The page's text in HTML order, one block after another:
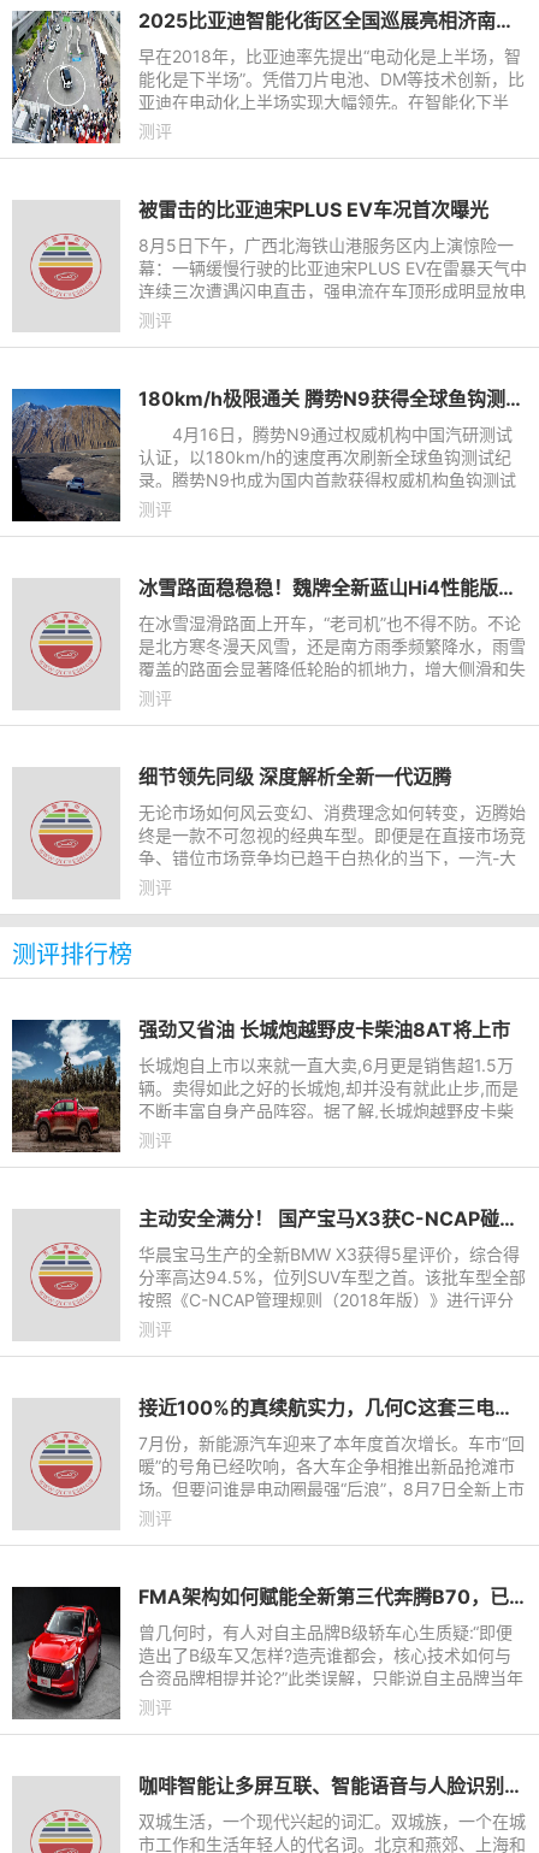
2025比亚迪智能化街区全国巡展亮相济南｜让好技术人人可享
早在2018年，比亚迪率先提出“电动化是上半场，智
能化是下半场”。凭借刀片电池、DM等技术创新，比
亚迪在电动化上半场实现大幅领先。在智能化下半
场，比亚迪重磅发布整车智能战略。在整车智能战略
测评
被雷击的比亚迪宋PLUS EV车况首次曝光
8月5日下午，广西北海铁山港服务区内上演惊险一
幕：一辆缓慢行驶的比亚迪宋PLUS EV在雷暴天气中
连续三次遭遇闪电直击，强电流在车顶形成明显放电
现象，据了解车内女性驾驶员全程未受伤害，并已按
测评
180km/h极限通关 腾势N9获得全球鱼钩测试最高速认证
4月16日，腾势N9通过权威机构中国汽研测试
认证，以180km/h的速度再次刷新全球鱼钩测试纪
录。腾势N9也成为国内首款获得权威机构鱼钩测试
认证的车型。之前，在腾势N9发布会上官方公布的
测评
冰雪路面稳稳稳！魏牌全新蓝山Hi4性能版实测真的强！
在冰雪湿滑路面上开车，“老司机”也不得不防。不论
是北方寒冬漫天风雪，还是南方雨季频繁降水，雨雪
覆盖的路面会显著降低轮胎的抓地力，增大侧滑和失
控的风险。因此，驾驶员在加速、刹车和转弯时都需
测评
细节领先同级 深度解析全新一代迈腾
无论市场如何风云变幻、消费理念如何转变，迈腾始
终是一款不可忽视的经典车型。即便是在直接市场竞
争、错位市场竞争均已趋于白热化的当下，一汽-大
众迈腾始终以将近2万的月销量牢牢占据着B级车市
测评
测评排行榜
强劲又省油 长城炮越野皮卡柴油8AT将上市
长城炮自上市以来就一直大卖,6月更是销售超1.5万
辆。卖得如此之好的长城炮,却并没有就此止步,而是
不断丰富自身产品阵容。据了解,长城炮越野皮卡柴
油8AT车型即将于7月24日的成都车展正式上市,中国
测评
主动安全满分！ 国产宝马X3获C-NCAP碰撞测试五星评价
华晨宝马生产的全新BMW X3获得5星评价，综合得
分率高达94.5%，位列SUV车型之首。该批车型全部
按照《C-NCAP管理规则（2018年版）》进行评分
和星级评定，全新BMW X3是2018版C-NCAP标准
测评
接近100%的真续航实力，几何C这套三电系统太硬核了
7月份，新能源汽车迎来了本年度首次增长。车市“回
暖”的号角已经吹响，各大车企争相推出新品抢滩市
场。但要问谁是电动圈最强“后浪”，8月7日全新上市
的几何C必须拥有姓名。作为一款“真能跑纯电SU
测评
FMA架构如何赋能全新第三代奔腾B70，已成热门讨论话题
曾几何时，有人对自主品牌B级轿车心生质疑:“即便
造出了B级车又怎样?造壳谁都会，核心技术如何与
合资品牌相提并论?”此类误解，只能说自主品牌当年
整体“低质低价”的产品印象根深蒂固。
测评
咖啡智能让多屏互联、智能语音与人脸识别融为一体 年轻人的双城生活也能熠熠生辉
双城生活，一个现代兴起的词汇。双城族，一个在城
市工作和生活年轻人的代名词。北京和燕郊、上海和